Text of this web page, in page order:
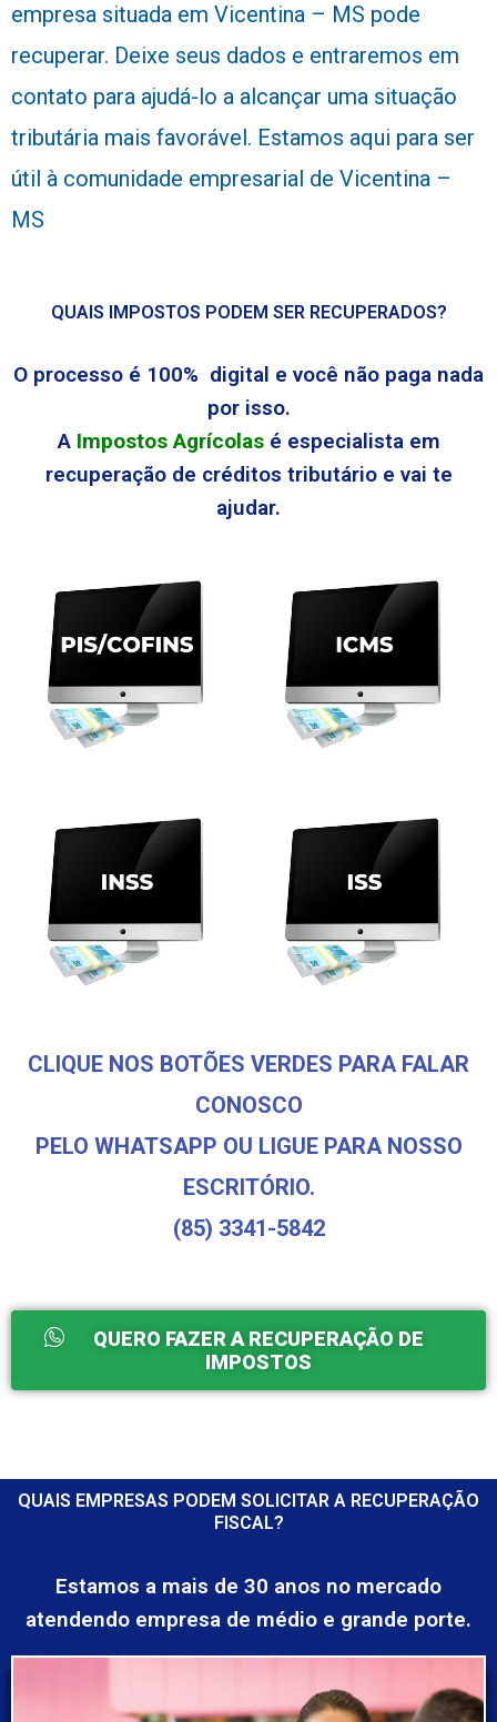
empresa situada em Vicentina – MS pode
recuperar. Deixe seus dados e entraremos em
contato para ajudá-lo a alcançar uma situação
tributária mais favorável. Estamos aqui para ser
útil à comunidade empresarial de Vicentina –
MS
QUAIS IMPOSTOS PODEM SER RECUPERADOS?
O processo é 100% digital e você não paga nada
por isso.
A Impostos Agrícolasé especialista em
recuperação de créditos tributário e vai te
ajudar.
CLIQUE NOS BOTÕES VERDES PARA FALAR
CONOSCO
PELO WHATSAPP OU LIGUE PARA NOSSO
ESCRITÓRIO.
(85) 3341-5842
QUERO FAZER A RECUPERAÇÃO DE
IMPOSTOS
QUAIS EMPRESAS PODEM SOLICITAR A RECUPERAÇÃO
FISCAL?
Estamos a mais de 30 anos no mercado
atendendo empresa de médio e grande porte.